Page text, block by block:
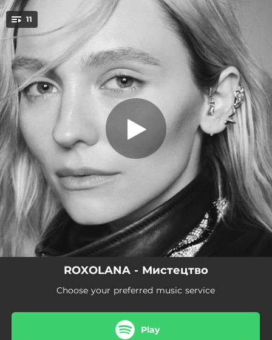
You're all set!
11 Мистецтво
Мистецтво
02:23
Пташка
03:12
Бардак
02:48
1000 причин
02:22
Відпустити (Live Version)
03:24
Люблю в тобі
03:23
Журба
02:22
Розлюбилось (feat. Michelle Andrade)
03:05
02:20
Мистецтво (demo)
ROXOLANA - Мистецтво
Choose your preferred music service
Play
.